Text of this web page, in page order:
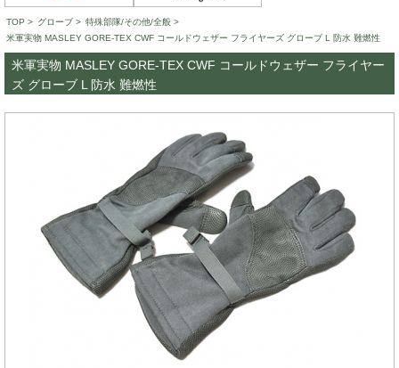
TOP > グローブ > 特殊部隊/その他/全般 >
米軍実物 MASLEY GORE-TEX CWF コールドウェザー フライヤーズ グローブ L 防水 難燃性
米軍実物 MASLEY GORE-TEX CWF コールドウェザー フライヤー
ズ グローブ L 防水 難燃性